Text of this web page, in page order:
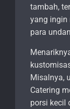
tambah,
yang ingin
para
Misalnya,
Catering
porsi kecil